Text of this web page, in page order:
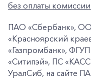
+7-800-700-
Частным
без оплаты
ПАО «Сбербанк»,
«Красноярский
«Газпромбанк»,
«Ситипэй», ПС
УралСиб, на сайте